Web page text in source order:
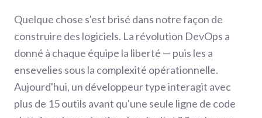
Quelque chose s'est brisé dans notre façon de
construire des logiciels. La révolution DevOps a
donné à chaque équipe la liberté — puis les a
ensevelies sous la complexité opérationnelle.
Aujourd'hui, un développeur type interagit avec
plus de 15 outils avant qu'une seule ligne de code